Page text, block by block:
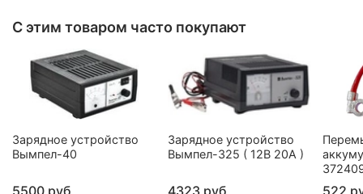
С этим товаром часто покупают
Зарядное устройство
Вымпел-40
5500 руб
Зарядное устройство
Вымпел-325 ( 12В 20А )
4323 руб 522